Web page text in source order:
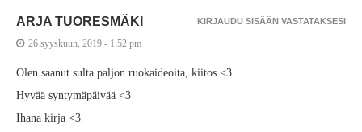
ARJA TUORESMÄKI
26 syyskuun, 2019 - 1:52 pm
Olen saanut sulta paljon ruokaideoita, kiitos <3
Hyvää syntymäpäivää <3
Ihana kirja <3
KIRJAUDU SISÄÄN VASTATAKSESI